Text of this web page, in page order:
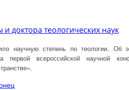
доктора теологических наук
научную степень по теологии. Об
первой всероссийской научной